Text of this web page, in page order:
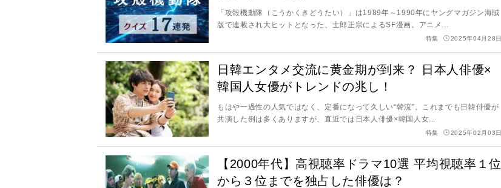
「攻殻機動隊（こうかくきどうたい）」は1989年～1990年にヤングマガジン海賊
版で連載され大ヒットとなった、士郎正宗によるSF漫画。アニメ...
特集 2025年04月28日
日韓エンタメ交流に黄金期が到来？ 日本人俳優×
韓国人女優がトレンドの兆し！
もはや一過性の人気ではなく、定番になって久しい“韓流”。これまでも日韓俳優が
共演した例は多くありますが、直近では日本人俳優×韓国人女...
特集 2025年02月03日
【2000年代】高視聴率ドラマ10選 平均視聴率１位
から３位までを独占した俳優は？